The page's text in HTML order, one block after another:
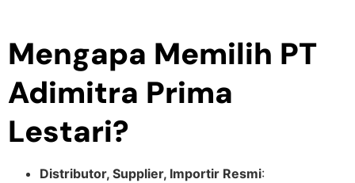
Mengapa Memilih PT
Adimitra Prima
Lestari?
Distributor, Supplier, Importir Resmi: